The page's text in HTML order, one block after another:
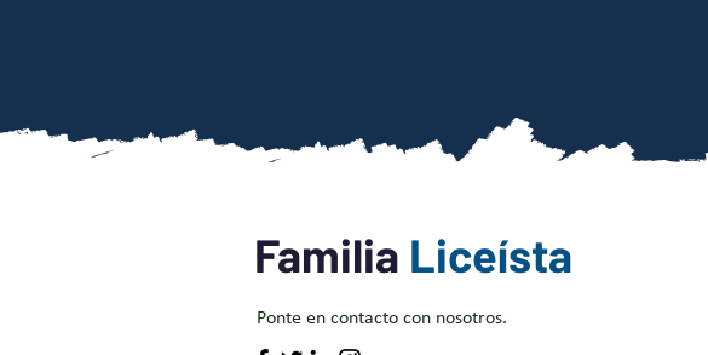
Familia Liceísta
Ponte en contacto con nosotros.